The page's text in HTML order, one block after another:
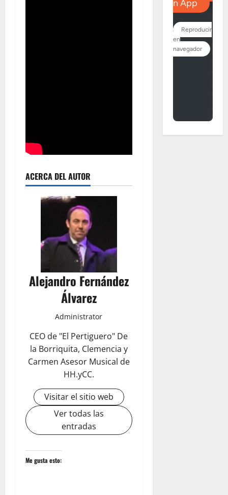
ACERCA DEL AUTOR
Alejandro Fernández
Álvarez
Administrator
CEO de "El Pertiguero" De
la Borriquita, Clemencia y
Carmen Asesor Musical de
HH.yCC.
Visitar el sitio web
Ver todas las
entradas
Me gusta esto: